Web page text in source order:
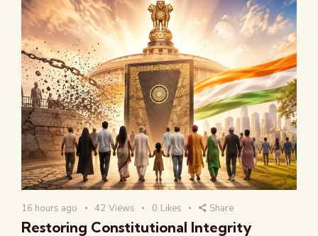
16 hours ago 42 Views 0 Likes Share
Restoring Constitutional Integrity